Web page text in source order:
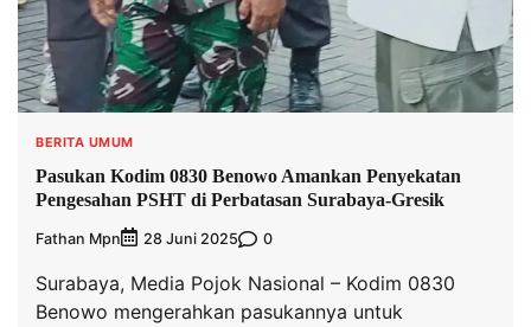
BERITA UMUM
Pasukan Kodim 0830 Benowo Amankan Penyekatan
Pengesahan PSHT di Perbatasan Surabaya-Gresik
Fathan Mpn 28 Juni 2025 0
Surabaya, Media Pojok Nasional – Kodim 0830
Benowo mengerahkan pasukannya untuk